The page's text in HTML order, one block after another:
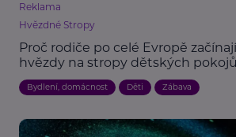
Reklama
Hvězdné Stropy
Proč rodiče po celé Evropě
hvězdy na stropy dětských pokojů
Bydlení, domácnost Děti Zábava